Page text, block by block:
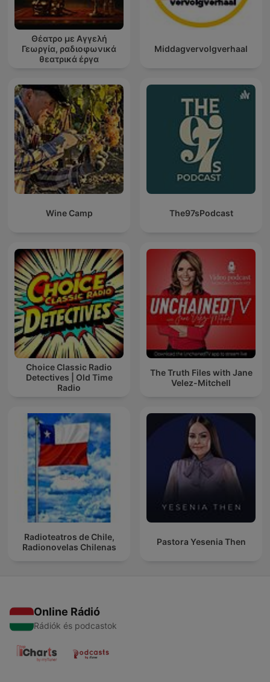
Θέατρο με Αγγελή
Γεωργία, ραδιοφωνικά
θεατρικά έργα
Middagvervolgverhaal
Wine Camp The97sPodcast
Choice Classic Radio
Detectives | Old Time
Radio
The Truth Files with Jane
Velez-Mitchell
Radioteatros de Chile,
Radionovelas Chilenas
Pastora Yesenia Then
Online Rádió
Rádiók és podcastok